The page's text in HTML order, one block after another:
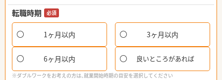
転職時期 必須
1ヶ月以内 3ヶ月以内
6ヶ月以内 良いところがあれば
※ダブルワークをお考えの方は、就業開始時期の目安を選択してください